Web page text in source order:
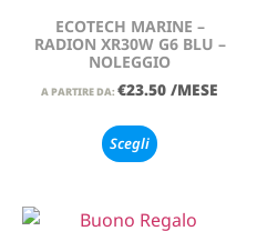
ECOTECH MARINE –
RADION XR30W G6 BLU –
NOLEGGIO
A PARTIRE DA: €23.50 /MESE
Scegli